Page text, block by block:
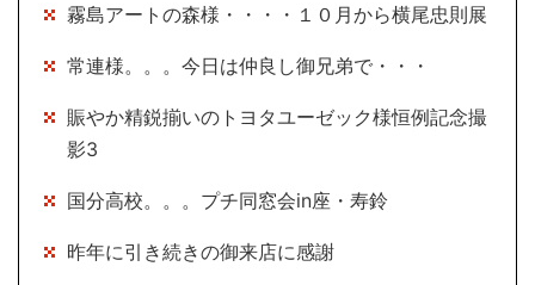
霧島アートの森様・・・・１０月から横尾忠則展
常連様。。。今日は仲良し御兄弟で・・・
賑やか精鋭揃いのトヨタユーゼック様恒例記念撮
影3
国分高校。。。プチ同窓会in座・寿鈴
昨年に引き続きの御来店に感謝